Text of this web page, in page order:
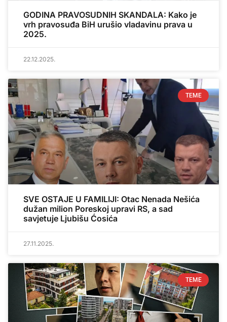
GODINA PRAVOSUDNIH SKANDALA: Kako je
vrh pravosuđa BiH urušio vladavinu prava u
2025.
22.12.2025.
TEME
SVE OSTAJE U FAMILIJI: Otac Nenada Nešića
dužan milion Poreskoj upravi RS, a sad
savjetuje Ljubišu Ćosića
27.11.2025.
TEME